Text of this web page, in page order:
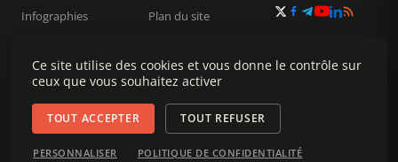
Infographies
Rechercher
Plan du site
© 2026 Observatoire du journalisme (OJIM) · Tous droits réservés ·
Ce site utilise des cookies et vous donne le contrôle sur
ceux que vous souhaitez activer
TOUT ACCEPTER TOUT REFUSER
PERSONNALISER POLITIQUE DE CONFIDENTIALITÉ